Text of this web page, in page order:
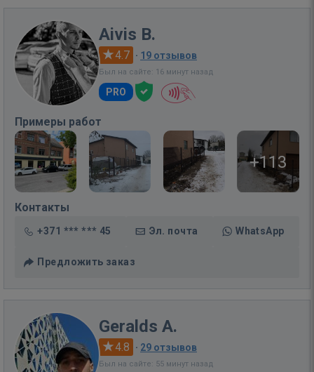
Aivis B.
4.7 · 19 отзывов
Был на сайте: 16 минут назад
PRO
Примеры работ
+113
Контакты
+371 *** *** 45 Эл. почта WhatsApp
Предложить заказ
Geralds A.
4.8 · 29 отзывов
Был на сайте: 55 минут назад